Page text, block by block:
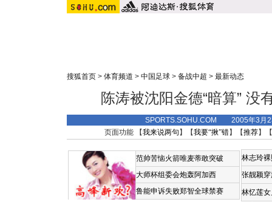
搜狐首页 > 体育频道 > 中国足球 > 备战中超 > 最新动态
陈涛被沈阳金德“暗算” 没
SPORTS.SOHU.COM 2005年3月
页面功能 【我来说两句 】【我要“揪”错】【推荐】
范帅苦恼火箭唯麦蒂敢突破
大师杯组委会炮轰阿加西
鲁能申诉失败郑智全球禁赛
林志玲
张靓颖
林忆莲